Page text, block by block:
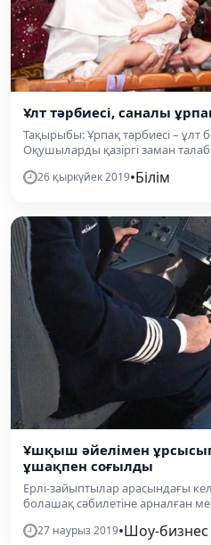
Ұлт тәрбиесі, саналы
Тақырыбы: Ұрпақ тәрбиесі –
Оқушыларды қазіргі заман
26 қыркүйек 2019•Білім
Ұшқыш әйелімен
ұшақпен соғылды
Ерлі-зайыптылар арасындағы
болашақ сәбилетіне арналған
27 наурыз 2019•Шоу-бизнес